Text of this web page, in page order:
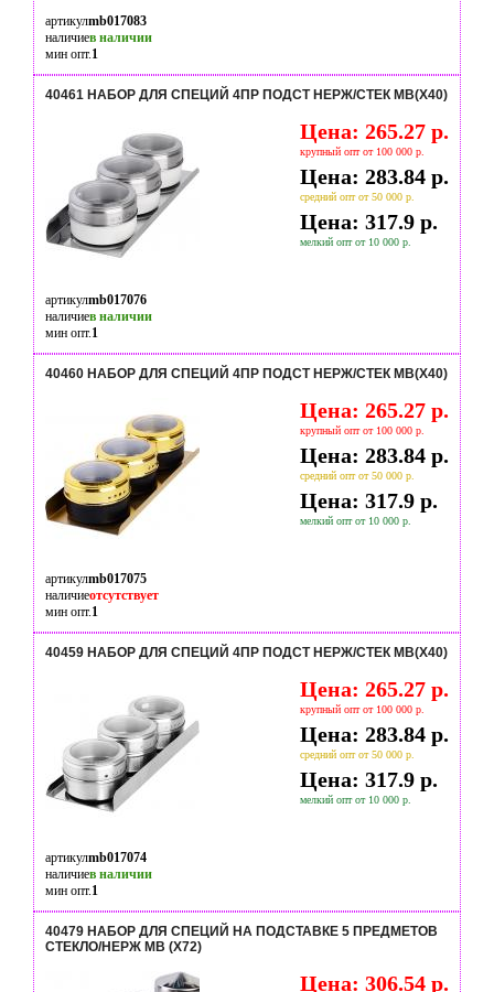
артикулmb017083
наличиев наличии
мин опт.1
40461 НАБОР ДЛЯ СПЕЦИЙ 4ПР ПОДСТ НЕРЖ/СТЕК MB(Х40)
Цена: 265.27 р.
крупный опт от 100 000 р.
Цена: 283.84 р.
средний опт от 50 000 р.
Цена: 317.9 р.
мелкий опт от 10 000 р.
артикулmb017076
наличиев наличии
мин опт.1
40460 НАБОР ДЛЯ СПЕЦИЙ 4ПР ПОДСТ НЕРЖ/СТЕК MB(Х40)
Цена: 265.27 р.
крупный опт от 100 000 р.
Цена: 283.84 р.
средний опт от 50 000 р.
Цена: 317.9 р.
мелкий опт от 10 000 р.
артикулmb017075
наличиеотсутствует
мин опт.1
40459 НАБОР ДЛЯ СПЕЦИЙ 4ПР ПОДСТ НЕРЖ/СТЕК MB(Х40)
Цена: 265.27 р.
крупный опт от 100 000 р.
Цена: 283.84 р.
средний опт от 50 000 р.
Цена: 317.9 р.
мелкий опт от 10 000 р.
артикулmb017074
наличиев наличии
мин опт.1
40479 НАБОР ДЛЯ СПЕЦИЙ НА ПОДСТАВКЕ 5 ПРЕДМЕТОВ
СТЕКЛО/НЕРЖ MB (Х72)
Цена: 306.54 р.